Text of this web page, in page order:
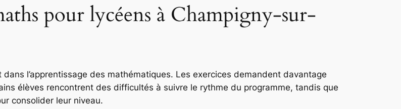
pour lycéens à Champigny-sur-
l’apprentissage des mathématiques. Les exercices demandent davantage
élèves rencontrent des difficultés à suivre le rythme du programme, tandis que
consolider leur niveau.